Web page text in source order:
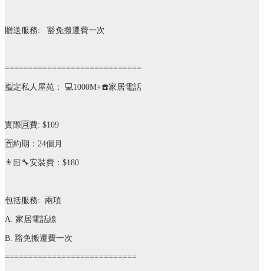
贈送服務: 豁免搬遷費一次
=============================
🈯️ 定私人屋苑： 💻1000M+☎️家居電話
實際 🈷️ 費: $109
🈴約期： 24個月
👨🏻‍🔧安裝費： $180
包括服務: 兩項
A. 家居電話線
B. 豁免搬遷費一次
============================